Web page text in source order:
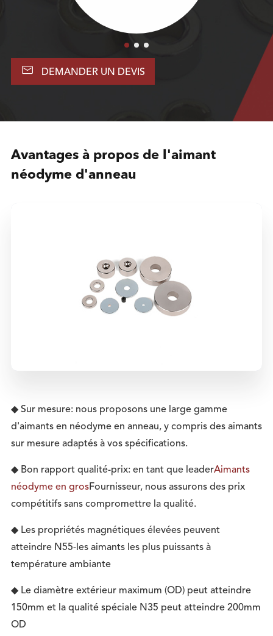
 DEMANDER UN DEVIS
Avantages à propos de l'aimant
néodyme d'anneau
◆ Sur mesure: nous proposons une large gamme
d'aimants en néodyme en anneau, y compris des aimants
sur mesure adaptés à vos spécifications.
◆ Bon rapport qualité-prix: en tant que leaderAimants
néodyme en grosFournisseur, nous assurons des prix
compétitifs sans compromettre la qualité.
◆ Les propriétés magnétiques élevées peuvent
atteindre N55-les aimants les plus puissants à
température ambiante
◆ Le diamètre extérieur maximum (OD) peut atteindre
150mm et la qualité spéciale N35 peut atteindre 200mm
OD